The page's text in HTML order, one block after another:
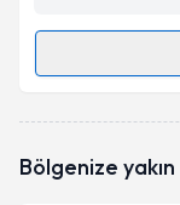
Randevu
talebi
Bölgenize